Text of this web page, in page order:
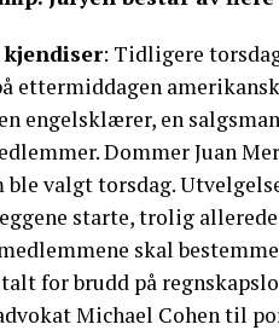
: Tidligere
ettermiddagen
engelsklærer, en
Dommer Juan
ble valgt torsdag.
starte, trolig
skal
for brudd på
Michael Cohen til